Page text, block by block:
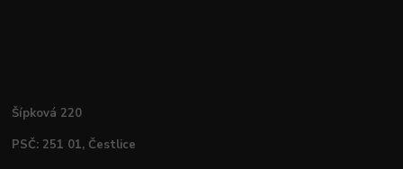
Šípková 220
PSČ: 251 01, Čestlice